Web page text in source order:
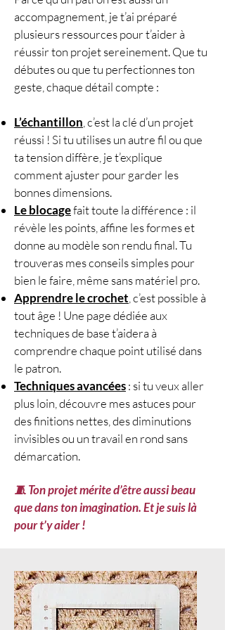
1 QR code vers la vidéo pas à
pas
Explications écrites détaillées
en français
Pas de schémas
ce PDF
🔁 Points utilisés
cercle magique
maille en l’air
maille serrée
maille coulée
bride
Il est nécessaire de maîtriser ces
points avant de vous lancer dans
ce motif.
Tous les points de base du crochet
sont disponibles ici :
https://www.lecrochetdeplume.c
om/points-crochet-tuto-facile
🎥 Vidéo pas à pas disponible :
modèle crochet de l'hexagone au
crochet disponible
GRATUITEMENT
Laissez-vous guider par notre
tuto crochet gratuit et créez un
votre favori.
📌 Motif crochet gratuit
disponible en tutoriel pas à pas
diagramme crochet PDF
disponibles en téléchargement
dans la boutique en ligne.
accompagnement, je t’ai préparé
plusieurs ressources pour t’aider à
réussir ton projet sereinement. Que tu
débutes ou que tu perfectionnes ton
geste, chaque détail compte :
L’échantillon , c’est la clé d’un projet
réussi ! Si tu utilises un autre fil ou que
ta tension diffère, je t’explique
comment ajuster pour garder les
bonnes dimensions.
Le blocagefait toute la différence : il
révèle les points, affine les formes et
donne au modèle son rendu final. Tu
trouveras mes conseils simples pour
bien le faire, même sans matériel pro.
Apprendre le crochet , c’est possible à
tout âge ! Une page dédiée aux
techniques de base t’aidera à
comprendre chaque point utilisé dans
le patron.
Techniques avancées: si tu veux aller
plus loin, découvre mes astuces pour
des finitions nettes, des diminutions
invisibles ou un travail en rond sans
démarcation.
🧵 Ton projet mérite d’être aussi beau
que dans ton imagination. Et je suis là
pour t’y aider !